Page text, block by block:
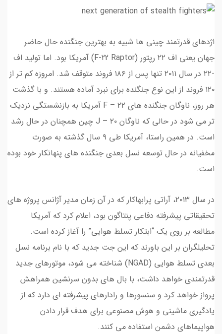
اژدهای قدرتمند چینی ها شبیه به بهترین جنگنده حال حاضر
جهان یعنی اف ۲۲ رپتور (F-22 Raptor) آمریکا بود. اما تولید اف
-۲۲ در سال ۲۰۱۱ تنها پس از ۱۸۶ فروند متوقف شد. امروزه کم تر از
۱۲۰ فروند از این نوع جنگنده برای نبرد آماده هستند. و با گذشت
هر روز، ناوگان جنگنده های F – ۲۲ آمریکا به بازنشستگی نزدیک
تر می شود در حالی که ناوگان J – ۲۰ چین همچنان در حال رشد
است. در همین راستا، آمریکا طی ۹ سال گذشته به صورت
مخفیانه در حال توسعه نسل بعدی جنگنده های پنهانکار خود بوده
است.
در سال ۲۰۱۳، آراتی پرابهاکار که در آن زمان مدیر آژانس پروژه های
تحقیقاتی پیشرفته دفاعی پنتاگون بود، اعلام کرد که آمریکا
مطالعه بر روی یک “ابتکار تسلط هوایی” را آغاز کرده است.
تحلیلگران بر این باورند که این جت جدید که با نام برنامه نسل
بعدی تسلط هوایی (NGAD) شناخته می شود، موتورهای جدید
قدرتمندی خواهد داشت، با بال های بدون سرنشین همراهش
پرواز خواهد کرد و سنسورها و رادارهای پیشرفته ای دارد که از
یادگیری ماشینی و هوش مصنوعی برای هدف قرار دادن
هواپیماهای دشمن استفاده می کنند.